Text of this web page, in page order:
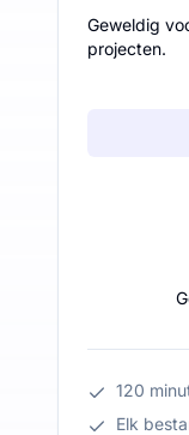
Geweldig
projecten.
120
Elk